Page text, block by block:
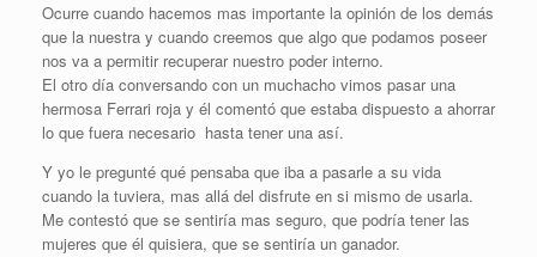
Ocurre cuando hacemos mas importante la opinión de los demás
que la nuestra y cuando creemos que algo que podamos poseer
nos va a permitir recuperar nuestro poder interno.
El otro día conversando con un muchacho vimos pasar una
hermosa Ferrari roja y él comentó que estaba dispuesto a ahorrar
lo que fuera necesario hasta tener una así.
Y yo le pregunté qué pensaba que iba a pasarle a su vida
cuando la tuviera, mas allá del disfrute en si mismo de usarla.
Me contestó que se sentiría mas seguro, que podría tener las
mujeres que él quisiera, que se sentiría un ganador.